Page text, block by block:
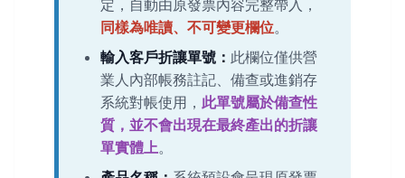
定，自動由原發票內容完整帶入，
同樣為唯讀、不可變更欄位。
輸入客戶折讓單號： 此欄位僅供營
業人內部帳務註記、備查或進銷存
系統對帳使用， 此單號屬於備查性
質，並不會出現在最終產出的折讓
單實體上。